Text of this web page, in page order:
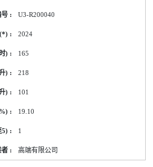
U3-R200040
2024
165
218
101
19.10
1
高端有限公司